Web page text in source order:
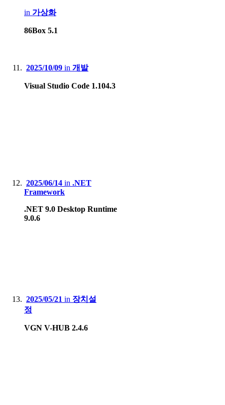
in 가상화
86Box 5.1
2025/10/09 in 개발
Visual Studio Code 1.104.3
2025/06/14 in .NET
Framework
.NET 9.0 Desktop Runtime
9.0.6
2025/05/21 in 장치설
정
VGN V-HUB 2.4.6